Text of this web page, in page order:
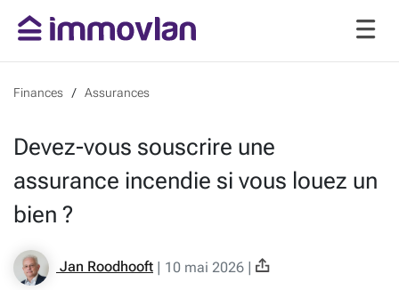
Finances Assurances
Devez-vous souscrire une
assurance incendie si vous louez un
bien ?
Jan Roodhooft | 10 mai 2026 |